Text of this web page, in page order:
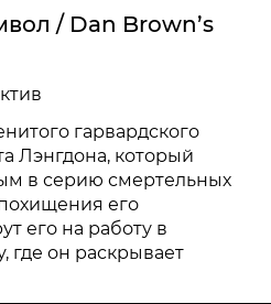
/ Dan Brown’s
гарвардского
Лэнгдона, который
в серию смертельных
его
его на работу в
где он раскрывает